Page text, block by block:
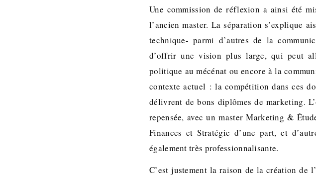
Une commission de réflexion a ainsi été
l’ancien master. La séparation s’explique
technique- parmi d’autres de la
d’offrir une vision plus large, qui peut
politique au mécénat ou encore à la
contexte actuel : la compétition dans ces
délivrent de bons diplômes de marketing.
repensée, avec un master Marketing &
Finances et Stratégie d’une part, et
également très professionnalisante.
C’est justement la raison de la création de